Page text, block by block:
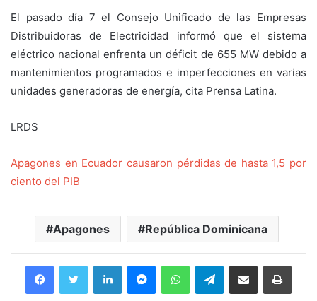
El pasado día 7 el Consejo Unificado de las Empresas
Distribuidoras de Electricidad informó que el sistema
eléctrico nacional enfrenta un déficit de 655 MW debido a
mantenimientos programados e imperfecciones en varias
unidades generadoras de energía, cita Prensa Latina.
LRDS
Apagones en Ecuador causaron pérdidas de hasta 1,5 por
ciento del PIB
Apagones República Dominicana
FacebookTwitter LinkedInMessengerWhatsAppTelegramCompartir por correo electrónico